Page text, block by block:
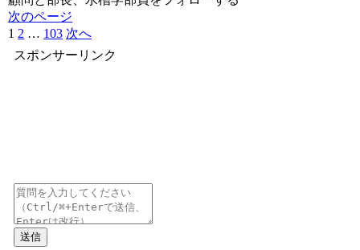
次のページ
1 2 … 103 次へ
スポンサーリンク
送信